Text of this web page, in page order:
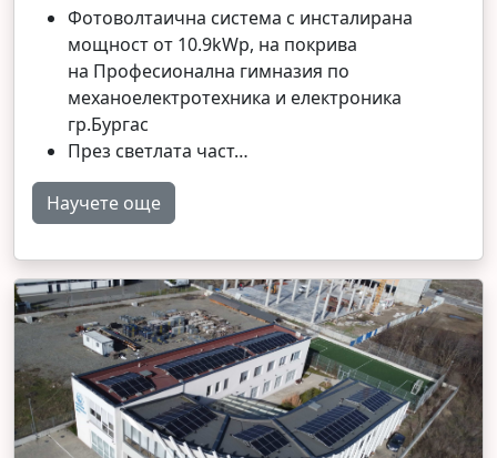
Фотоволтаична система с инсталирана
мощност от 10.9kWp, на покрива
на Професионална гимназия по
механоелектротехника и електроника
гр.Бургас
През светлата част…
Научете още